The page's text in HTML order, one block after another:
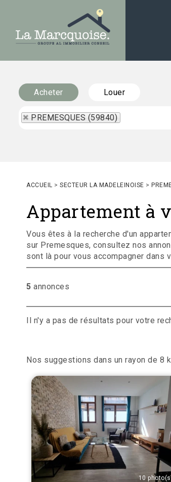
Acheter Louer
PREMESQUES (59840)
ACCUEIL > SECTEUR LA MADELEINOISE >
Appartement à
Vous êtes à la recherche d'un
sur Premesques, consultez nos
sont là pour vous accompagner dans
5 annonces
Il n'y a pas de résultats pour votre
Nos suggestions dans un rayon de 8
10